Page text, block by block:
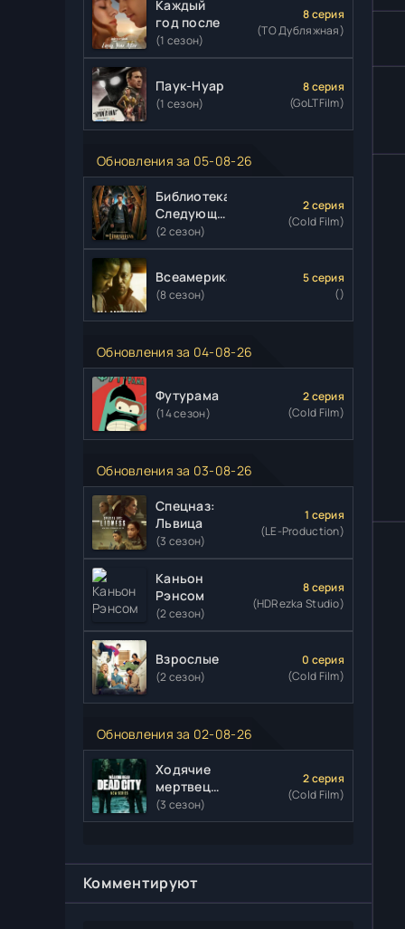
Каждый
год после
(1 сезон)
8 серия
(ТО Дубляжная)
Паук-Нуар
(1 сезон)
8 серия
(GoLTFilm)
Обновления за 05-08-26
Библиотекари:
Следующая
глава
(2 сезон)
2 серия
(Cold Film)
Всеамериканский
(8 сезон)
5 серия
()
Обновления за 04-08-26
Футурама
(14 сезон)
2 серия
(Cold Film)
Обновления за 03-08-26
Спецназ:
Львица
(3 сезон)
1 серия
(LE-Production)
Каньон
Рэнсом
(2 сезон)
8 серия
(HDRezka Studio)
Взрослые
(2 сезон)
0 серия
(Cold Film)
Обновления за 02-08-26
Ходячие
мертвецы:
Мертвый
город
(3 сезон)
2 серия
(Cold Film)
Комментируют